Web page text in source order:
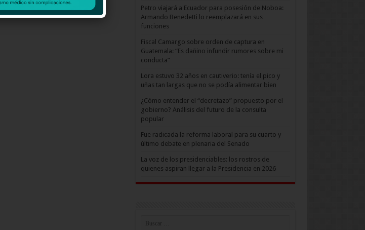
Petro viajará a Ecuador para posesión de Noboa:
Armando Benedetti lo reemplazará en sus
funciones
Fiscal Camargo sobre orden de captura en
Guatemala: “Es dañino infundir rumores sobre mi
conducta”
Lora estuvo 32 años en cautiverio: tenía el pico y
uñas tan largas que no se podía alimentar bien
¿Cómo entender el “decretazo” propuesto por el
gobierno? Análisis del futuro de la consulta
popular
Fue radicada la reforma laboral para su cuarto y
último debate en plenaria del Senado
La voz de los presidenciables: los rostros de
quienes aspiran llegar a la Presidencia en 2026